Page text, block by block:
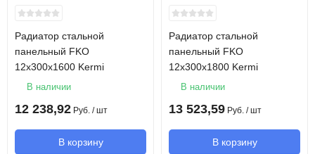
Радиатор стальной
панельный FKO
12х300х1600 Kermi
В наличии
12 238,92 Руб. / шт
В корзину
Радиатор стальной
панельный FKO
12х300х1800 Kermi
В наличии
13 523,59 Руб. / шт
В корзину